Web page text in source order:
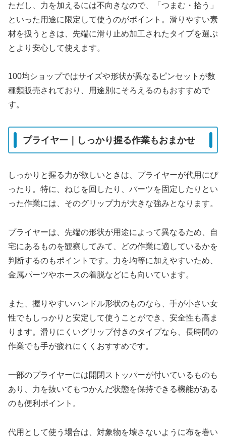
ただし、力を加えるには不向きなので、「つまむ・拾う」
といった用途に限定して使うのがポイント。滑りやすい素
材を扱うときは、先端に滑り止め加工されたタイプを選ぶ
とより安心して使えます。
100均ショップではサイズや形状が異なるピンセットが数
種類販売されており、用途別にそろえるのもおすすめで
す。
プライヤー｜しっかり握る作業もおまかせ
しっかりと握る力が欲しいときは、プライヤーが代用にぴ
ったり。特に、ねじを回したり、パーツを固定したりとい
った作業には、そのグリップ力が大きな強みとなります。
プライヤーは、先端の形状が用途によって異なるため、自
宅にあるものを観察してみて、どの作業に適しているかを
判断するのもポイントです。力を均等に加えやすいため、
金属パーツやホースの着脱などにも向いています。
また、握りやすいハンドル形状のものなら、手が小さい女
性でもしっかりと安定して使うことができ、安全性も高ま
ります。滑りにくいグリップ付きのタイプなら、長時間の
作業でも手が疲れにくくおすすめです。
一部のプライヤーには開閉ストッパーが付いているものも
あり、力を抜いてもつかんだ状態を保持できる機能がある
のも便利ポイント。
代用として使う場合は、対象物を壊さないように布を巻い